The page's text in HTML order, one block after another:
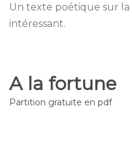
Un texte poétique sur
intéressant.
A la fortune
Partition gratuite en pdf